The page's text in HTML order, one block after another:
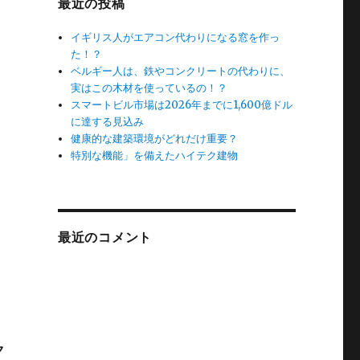
最近の投稿
イギリス人がエアコン代わりになる窓を作っ
た！？
ベルギー人は、鉄やコンクリートの代わりに、
実はこの木材を使っているの！？
スマートビル市場は2026年までに1,600億ドル
に達する見込み
健康的な建築環境がどれだけ重要？
特別な機能」を備えたハイテク建物
最近のコメント